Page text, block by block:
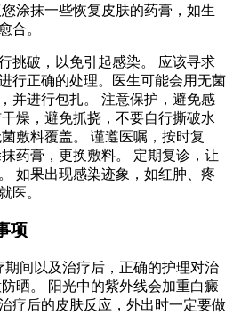
涂抹一些恢复皮肤的药膏，如生
合。
挑破，以免引起感染。 应该寻求
行正确的处理。医生可能会用无菌
并进行包扎。 注意保护，避免感
燥，避免抓挠，不要自行撕破水
敷料覆盖。 谨遵医嘱，按时复
药膏，更换敷料。 定期复诊，让
如果出现感染迹象，如红肿、疼
医。
项
期间以及治疗后，正确的护理对治
晒。 阳光中的紫外线会加重白癜
疗后的皮肤反应，外出时一定要做